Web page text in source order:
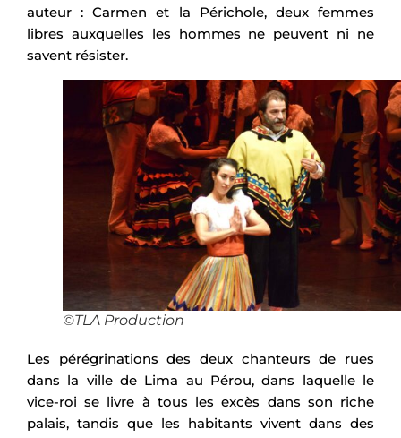
auteur : Carmen et la Périchole, deux femmes
libres auxquelles les hommes ne peuvent ni ne
savent résister.
©TLA Production
Les pérégrinations des deux chanteurs de rues
dans la ville de Lima au Pérou, dans laquelle le
vice-roi se livre à tous les excès dans son riche
palais, tandis que les habitants vivent dans des